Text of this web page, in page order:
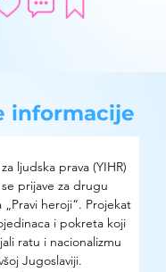
informacije
ljudska prava (YIHR)
prijave za drugu
heroji“. Projekat
i pokreta koji
ratu i nacionalizmu
Jugoslaviji.